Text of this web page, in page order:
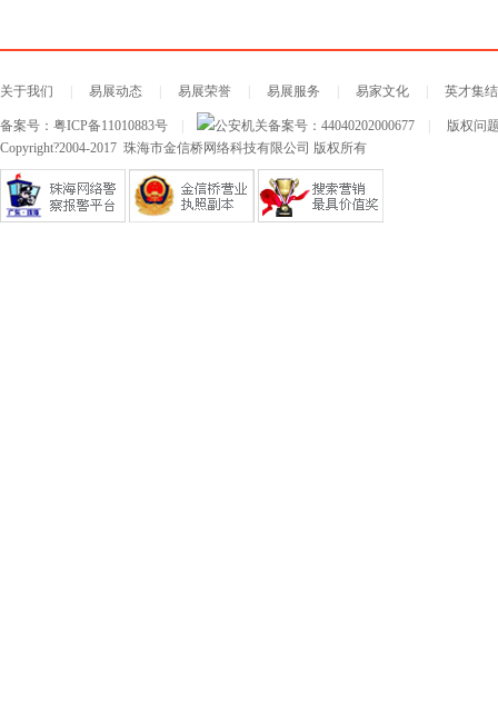
关于我们 易展动态 易展荣誉 易展服务 易家文化 英才集
备案号： 粤ICP备11010883号 公安机关备案号： 44040202000677
版权问
Copyright?2004-2017 珠海市金信桥网络科技有限公司 版权所有